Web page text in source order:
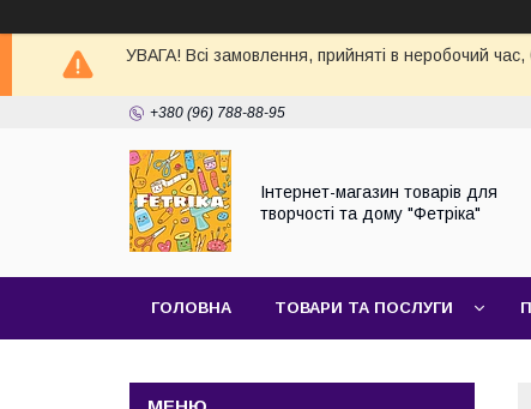
УВАГА! Всі замовлення, прийняті в неробочий
+380 (96) 788-88-95
Інтернет-магазин товарів для
творчості та дому "Фетріка"
ГОЛОВНА ТОВАРИ ТА ПОСЛУГИ